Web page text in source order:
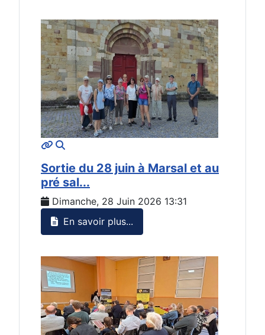
MOD_JTCS_VIEW_ARTICLE_LINK
Sortie du 28 juin à Marsal et au
pré sal...
Dimanche, 28 Juin 2026 13:31
En savoir plus...